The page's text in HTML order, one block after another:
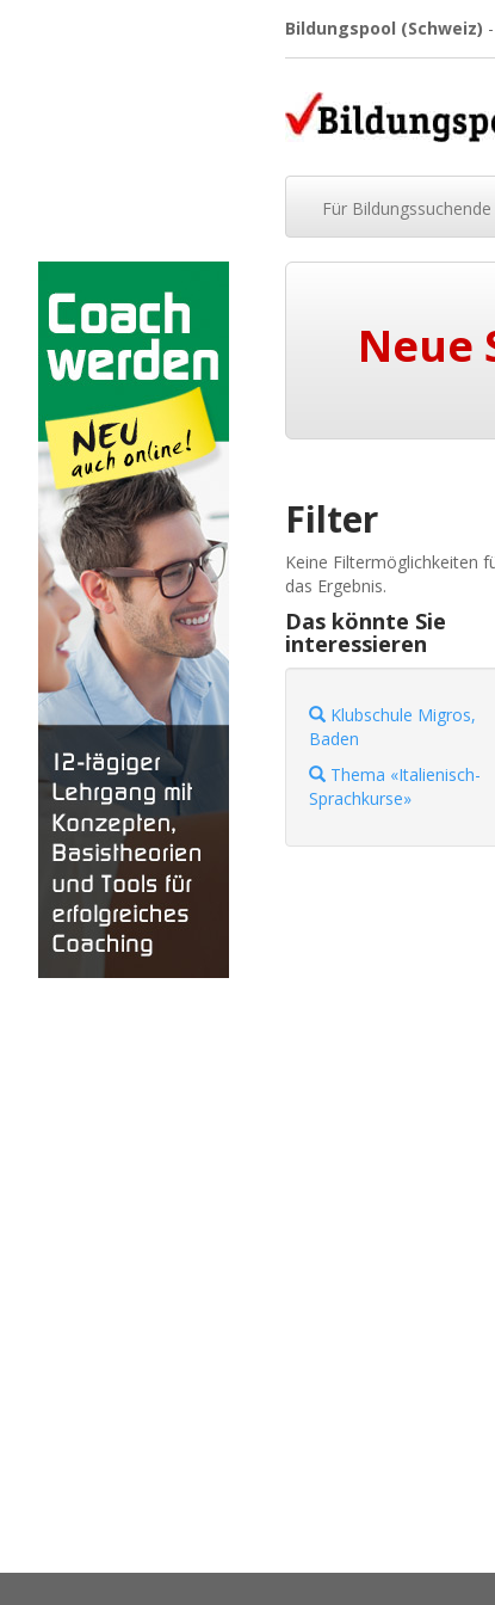
Bildungspool (Schweiz)
Für Bildungssuchende
Neue
Filter
Keine Filtermöglichkeiten
das Ergebnis.
Das könnte Sie
interessieren
Klubschule Migros,
Baden
Thema «Italienisch-
Sprachkurse»